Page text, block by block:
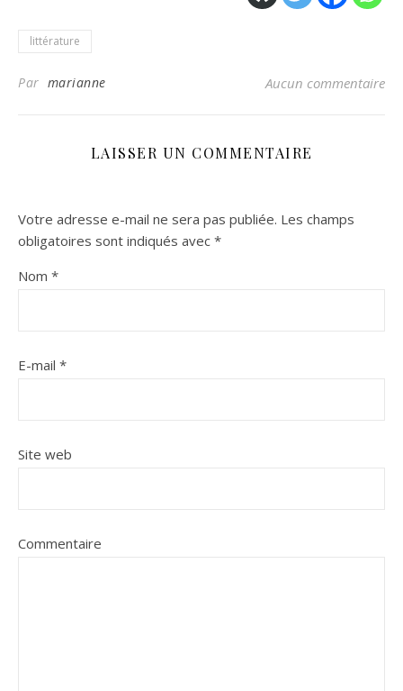
littérature
Par marianne Aucun commentaire
LAISSER UN COMMENTAIRE
Votre adresse e-mail ne sera pas publiée. Les champs
obligatoires sont indiqués avec *
Nom *
E-mail *
Site web
Commentaire